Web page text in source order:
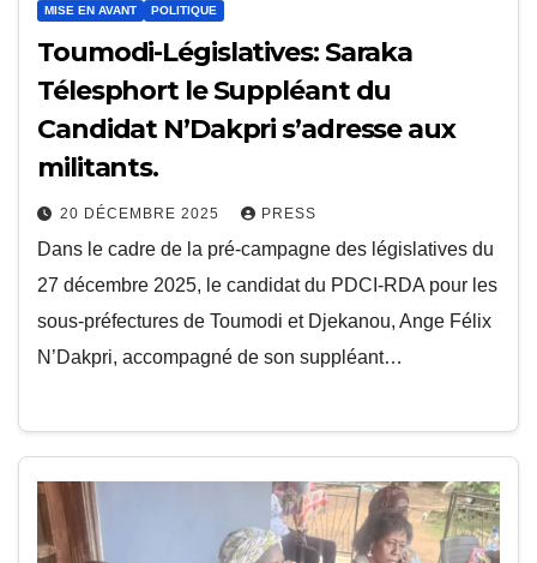
MISE EN AVANT POLITIQUE
Toumodi-Législatives: Saraka
Télesphort le Suppléant du
Candidat N’Dakpri s’adresse aux
militants.
20 DÉCEMBRE 2025 PRESS
Dans le cadre de la pré-campagne des législatives du
27 décembre 2025, le candidat du PDCI-RDA pour les
sous-préfectures de Toumodi et Djekanou, Ange Félix
N’Dakpri, accompagné de son suppléant…